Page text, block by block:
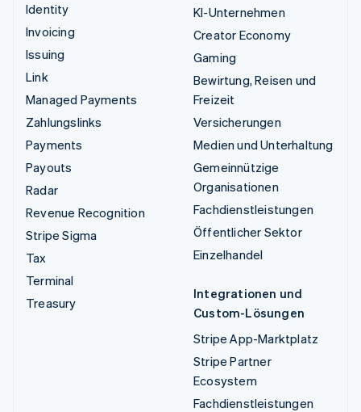
Identity
Invoicing
Issuing
Link
Managed Payments
Zahlungslinks
Payments
Payouts
Radar
Revenue Recognition
Stripe Sigma
Tax
Terminal
Treasury
KI-Unternehmen
Creator Economy
Gaming
Bewirtung, Reisen und
Freizeit
Versicherungen
Medien und Unterhaltung
Gemeinnützige
Organisationen
Fachdienstleistungen
Öffentlicher Sektor
Einzelhandel
Integrationen und
Custom-Lösungen
Stripe App-Marktplatz
Stripe Partner
Ecosystem
Fachdienstleistungen